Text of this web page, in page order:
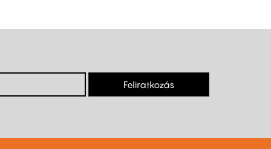
Feliratkozás